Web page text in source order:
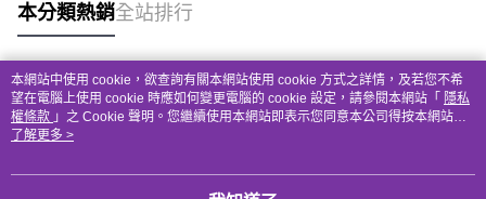
本分類熱銷全站排行
熱門標籤
本網站中使用 cookie，欲查詢有關本網站使用 cookie 方式之詳情，及若您不希
望在電腦上使用 cookie 時應如何變更電腦的 cookie 設定，請參閱本網站「 隱私
權條款 」之 Cookie 聲明。您繼續使用本網站即表示您同意本公司得按本網站使
用條款之 Cookie 聲明使用 cookie。
了解更多 >